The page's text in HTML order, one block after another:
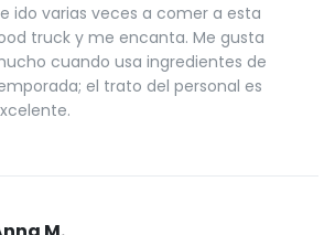
ido varias veces a comer a esta
truck y me encanta. Me gusta
cuando usa ingredientes de
el trato del personal es